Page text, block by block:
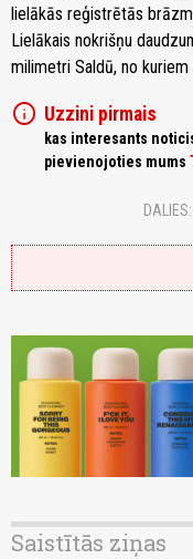
lielākās reģistrētās
Lielākais nokrišņu
milimetri Saldū, no
info Uzzini pirmais
kas interesants
pievienojoties mums
DALIES:
Saistītās ziņas